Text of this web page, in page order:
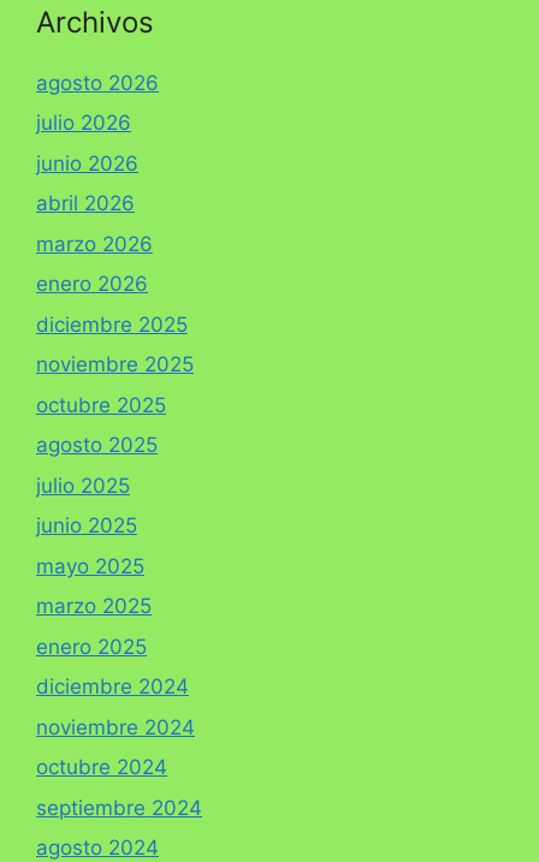
Archivos
agosto 2026
julio 2026
junio 2026
abril 2026
marzo 2026
enero 2026
diciembre 2025
noviembre 2025
octubre 2025
agosto 2025
julio 2025
junio 2025
mayo 2025
marzo 2025
enero 2025
diciembre 2024
noviembre 2024
octubre 2024
septiembre 2024
agosto 2024